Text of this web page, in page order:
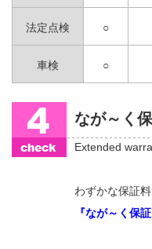
法定点検 ○
車検 ○
なが～く
Extended
わずかな保証
『なが～く保証